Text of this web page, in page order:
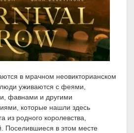
в мрачном неовикторианском
уживаются с феями,
фавнами и другими
которые нашли здесь
из родного королевства,
Поселившиеся в этом месте